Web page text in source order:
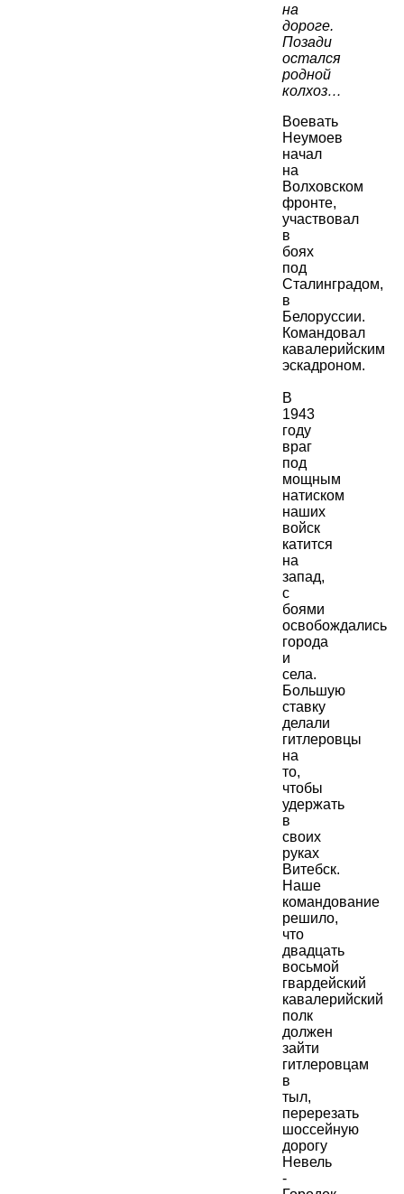
на
дороге.
Позади
остался
родной
колхоз…
Воевать
Неумоев
начал
на
Волховском
фронте,
участвовал
в
боях
под
Сталинградом,
в
Белоруссии.
Командовал
кавалерийским
эскадроном.
В
1943
году
враг
под
мощным
натиском
наших
войск
катится
на
запад,
с
боями
освобождались
города
и
села.
Большую
ставку
делали
гитлеровцы
на
то,
чтобы
удержать
в
своих
руках
Витебск.
Наше
командование
решило,
что
двадцать
восьмой
гвардейский
кавалерийский
полк
должен
зайти
гитлеровцам
в
тыл,
перерезать
шоссейную
дорогу
Невель
-